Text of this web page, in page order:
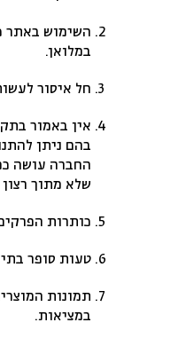
השימוש באתר
במלואן.
חל איסור
בהם ניתן
החברה עושה
שלא מתוך
כותרות
טעות סופר
תמונות
במציאות.